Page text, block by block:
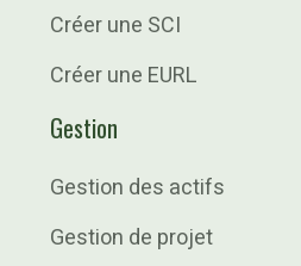
Créer une SCI
Créer une EURL
Gestion
Gestion des actifs
Gestion de projet